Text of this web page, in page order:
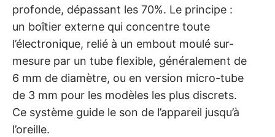
profonde, dépassant les 70%. Le principe :
un boîtier externe qui concentre toute
l’électronique, relié à un embout moulé sur-
mesure par un tube flexible, généralement de
6 mm de diamètre, ou en version micro-tube
de 3 mm pour les modèles les plus discrets.
Ce système guide le son de l’appareil jusqu’à
l’oreille.